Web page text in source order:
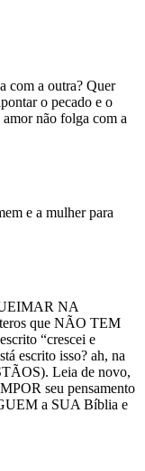
com a outra? Quer
o pecado e o
amor não folga com a
e a mulher para
NA
que NÃO TEM
“crescei e
escrito isso? ah, na
Leia de novo,
seu pensamento
a SUA Bíblia e